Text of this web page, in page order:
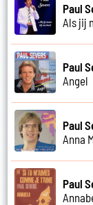
Paul
Als jij
Paul
Angel
Paul
Anna
Paul